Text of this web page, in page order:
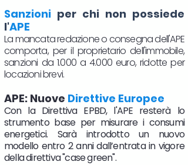
Sanzioni per chi non possiede
l'APE
La mancata redazione o consegna dell'APE
comporta, per il proprietario dell'immobile,
sanzioni da 1.000 a 4.000 euro, ridotte per
locazioni brevi.
APE: Nuove Direttive Europee
Con la Direttiva EPBD, l'APE resterà lo
strumento base per misurare i consumi
energetici. Sarà introdotto un nuovo
modello entro 2 anni dall’entrata in vigore
della direttiva "case green".